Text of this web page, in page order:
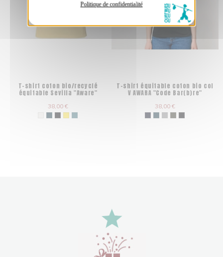
Politique de confidentialité
T-shirt coton bio/recyclé
équitable Sevilla "Aware"
38,00 €
T-shirt équitable coton bio col
V AWARA "Code Bar(b)re"
38,00 €